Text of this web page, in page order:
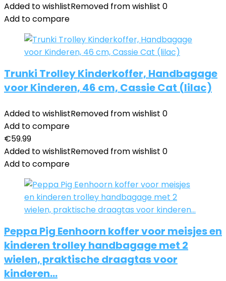
Added to wishlistRemoved from wishlist 0
Add to compare
Trunki Trolley Kinderkoffer, Handbagage
voor Kinderen, 46 cm, Cassie Cat (lilac)
Added to wishlistRemoved from wishlist 0
Add to compare
€59.99
Added to wishlistRemoved from wishlist 0
Add to compare
Peppa Pig Eenhoorn koffer voor meisjes en
kinderen trolley handbagage met 2
wielen, praktische draagtas voor
kinderen…